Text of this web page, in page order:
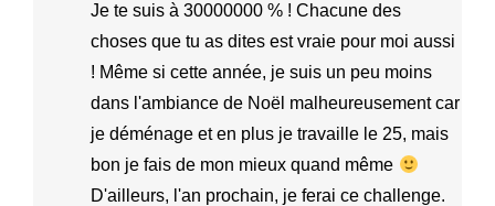
Je te suis à 30000000 % ! Chacune des
choses que tu as dites est vraie pour moi aussi
! Même si cette année, je suis un peu moins
dans l'ambiance de Noël malheureusement car
je déménage et en plus je travaille le 25, mais
bon je fais de mon mieux quand même
D'ailleurs, l'an prochain, je ferai ce challenge.